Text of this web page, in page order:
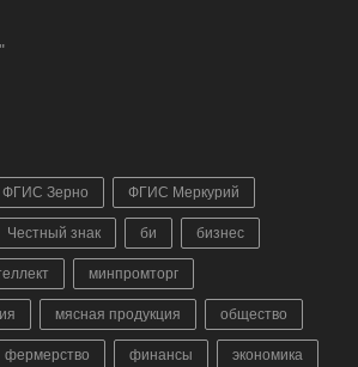
ФГИС Зерно ФГИС Меркурий
Честный знак би бизнес
минпромторг
мясная продукция общество
фермерство финансы экономика